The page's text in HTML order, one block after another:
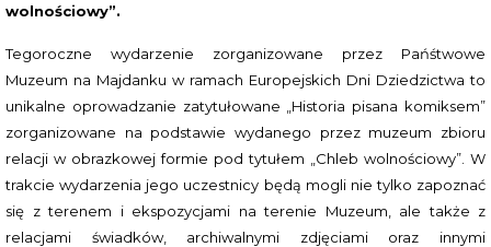
wolnościowy”.
Tegoroczne wydarzenie zorganizowane przez Pańśtwowe
Muzeum na Majdanku w ramach Europejskich Dni Dziedzictwa to
unikalne oprowadzanie zatytułowane „Historia pisana komiksem”
zorganizowane na podstawie wydanego przez muzeum zbioru
relacji w obrazkowej formie pod tytułem „Chleb wolnościowy”. W
trakcie wydarzenia jego uczestnicy będą mogli nie tylko zapoznać
się z terenem i ekspozycjami na terenie Muzeum, ale także z
relacjami świadków, archiwalnymi zdjęciami oraz innymi